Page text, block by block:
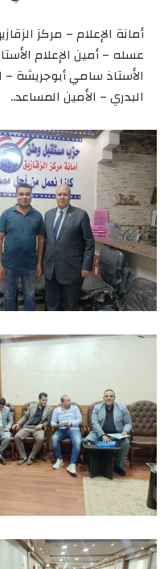
أمانة الإعلام – مركز
عسله – أمين الإعلام
الأستاذ سامي أبوجريشة –
البدري – الأمين المساعد..